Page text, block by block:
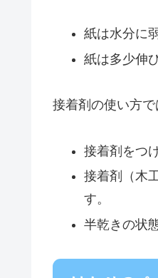
紙は水分に
紙は多少伸
接着剤の使い方で
接着剤をつ
接着剤（木
す。
半乾きの状